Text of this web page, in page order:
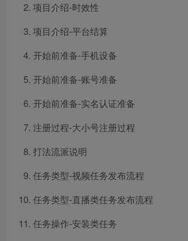
项目介绍-时效性
项目介绍-平台结算
开始前准备-手机设备
开始前准备-账号准备
开始前准备-实名认证准备
注册过程-大小号注册过程
打法流派说明
任务类型-视频任务发布流程
任务类型-直播类任务发布流程
任务操作-安装类任务